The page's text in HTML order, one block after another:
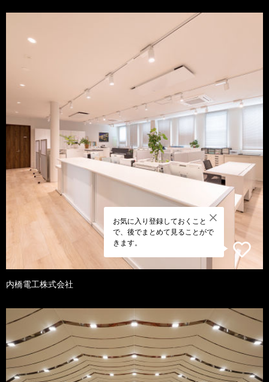
お気に入り登録しておくこと
で、後でまとめて見ることがで
きます。
内橋電工株式会社